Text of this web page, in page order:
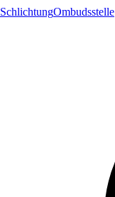
SchlichtungOmbudsstelle